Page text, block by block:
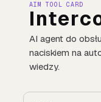
AIM TOOL CARD
AI agent do
naciskiem na
wiedzy.